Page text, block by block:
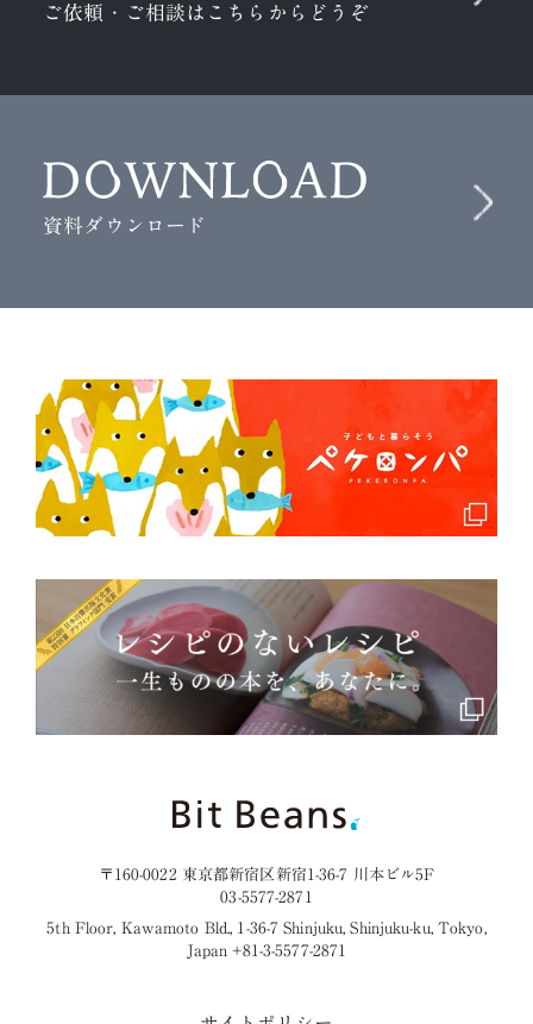
ご依頼・ご相談はこちらからどうぞ
資料ダウンロード
〒160-0022 東京都新宿区新宿1-36-7 川本ビル5F
03-5577-2871
5th Floor, Kawamoto Bld., 1-36-7 Shinjuku, Shinjuku-ku, Tokyo,
Japan +81-3-5577-2871